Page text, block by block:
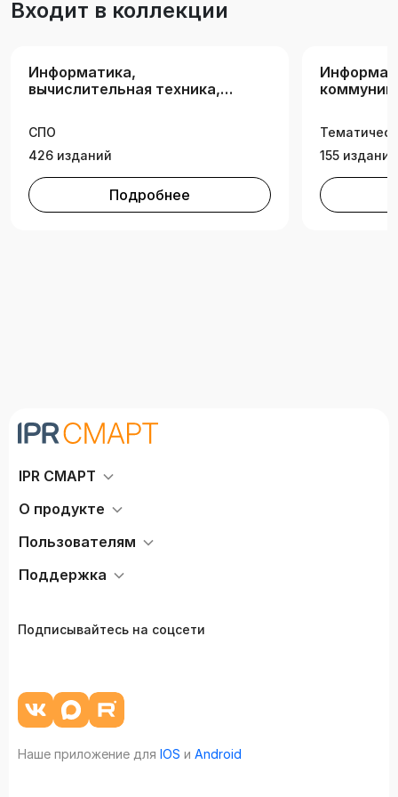
методы».
Входит в коллекции
Информатика,
вычислительная техника,
технологии
СПО
426 изданий
Подробнее
155 изданий
IPR СМАРТ
О продукте
Пользователям
Поддержка
Подписывайтесь на соцсети
Наше приложение для IOS и Android